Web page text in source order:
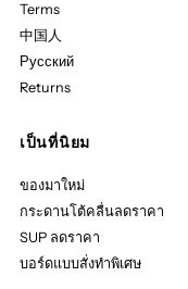
Terms
中国人
Русский
Returns
เป็นที่นิยม
ของมาใหม่
กระดานโต้คลื่นลดราคา
SUP ลดราคา
บอร์ดแบบสั่งทำพิเศษ